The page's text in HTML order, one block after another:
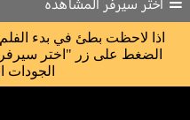
اذا لاحظت بطئ في بدء
الضغط على زر "اختر
الجودات